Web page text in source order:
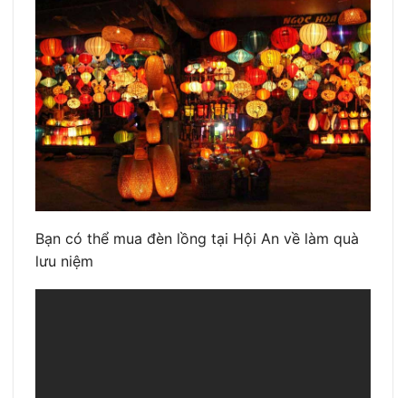
Bạn có thể mua đèn lồng tại Hội An về làm quà
lưu niệm